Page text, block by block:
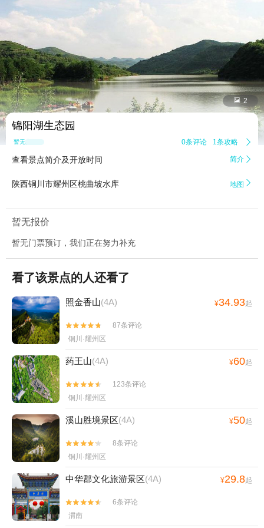
 2
锦阳湖生态园
暂无点评 0条评论 1条攻略 
查看景点简介及开放时间 简介 
陕西铜川市耀州区桃曲坡水库 地图 
暂无报价
暂无门票预订，我们正在努力补充
看了该景点的人还看了
照金香山(4A) ¥34.93起


87条评论
铜川·耀州区
药王山(4A) ¥60起


123条评论
铜川·耀州区
溪山胜境景区(4A) ¥50起


8条评论
铜川·耀州区
中华郡文化旅游景区(4A) ¥29.8起


6条评论
渭南
